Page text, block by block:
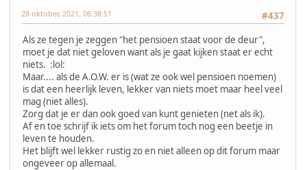
#437
28 oktober, 2021, 06:38:51
Als ze tegen je zeggen "het pensioen staat voor de deur",
moet je dat niet geloven want als je gaat kijken staat er echt
niets. :lol:
Maar.... als de A.O.W. er is (wat ze ook wel pensioen noemen)
is dat een heerlijk leven, lekker van niets moet maar heel veel
mag (niet alles).
Zorg dat je er dan ook goed van kunt genieten (net als ik).
Af en toe schrijf ik iets om het forum toch nog een beetje in
leven te houden.
Het blijft wel lekker rustig zo en niet alleen op dit forum maar
ongeveer op allemaal.